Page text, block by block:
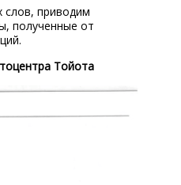
слов, приводим
полученные от
Тойота